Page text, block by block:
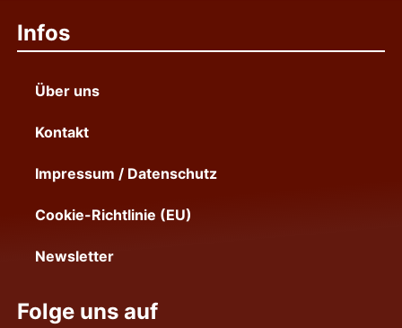
Infos
Über uns
Kontakt
Impressum / Datenschutz
Cookie-Richtlinie (EU)
Newsletter
Folge uns auf